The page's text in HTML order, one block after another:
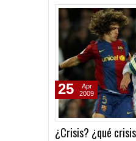
¿Crisis? ¿qué
25
Apr
2009